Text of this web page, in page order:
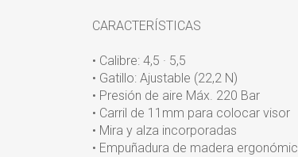
CARACTERÍSTICAS
• Calibre: 4,5 · 5,5
• Gatillo: Ajustable (22,2 N)
• Presión de aire Máx. 220 Bar
• Carril de 11mm para colocar visor
• Mira y alza incorporadas
• Empuñadura de madera